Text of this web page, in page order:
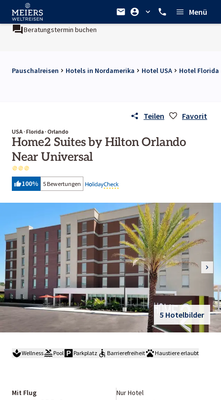
Menü
Beratungstermin buchen
Pauschalreisen Hotels in Nordamerika Hotel USA Hotel Florida
Teilen Favorit
USA · Florida · Orlando
Home2 Suites by Hilton Orlando
Near Universal
100% 5 Bewertungen
5 Hotelbilder
Wellness Pool Parkplatz Barrierefreiheit Haustiere erlaubt
Mit Flug
Nur Hotel